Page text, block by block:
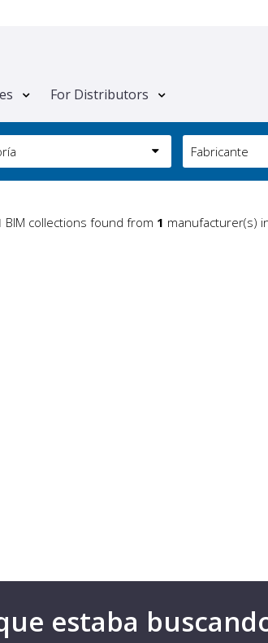
For Distributors
Fabricante
BIM collections found from 1 manufacturer(s)
estaba